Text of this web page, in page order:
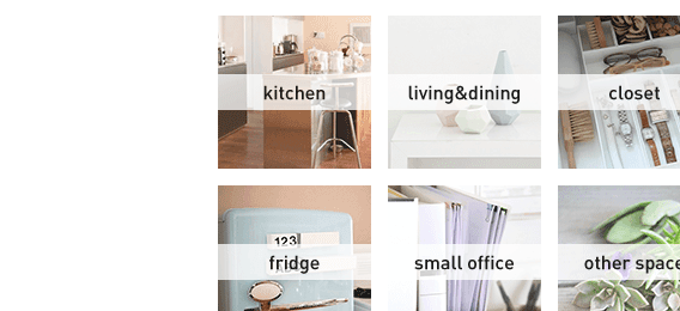
リビング＆ダイ
冷蔵庫 スモールオフィス